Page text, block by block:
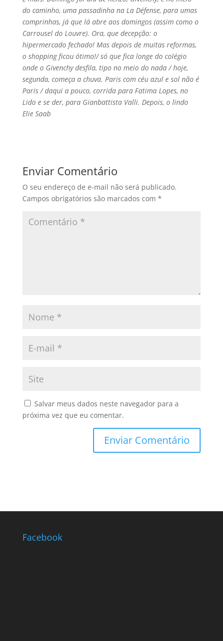
do caminho, uma passadinha na La Défense, para umas
comprinhas, já que lá abre aos domingos (assim como o
Carrousel do Louvre). Ora, que decepção: o
hipermercado fechado! Mas depois de muitas reformas,
o shopping ficou ótimo!/ só que fica longe do colégio
onde o Givenchy desfila, tipo no meio do nada / hoje,
segunda, começa a chuva. Paris com céu azul e sol não é
Paris / daqui a pouco, corrida para Fatima Lopes, no
Lido e se der, para Gianbattista Valli. Depois, o lindo
Elie Saab
Enviar Comentário
O seu endereço de e-mail não será publicado.
Campos obrigatórios são marcados com *
Salvar meus dados neste navegador para a
próxima vez que eu comentar.
Facebook